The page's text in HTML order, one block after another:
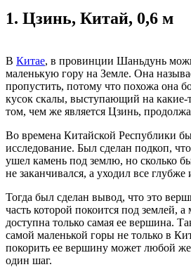
1. Цзинь, Китай, 0,6 м
В Китае, в провинции Шаньдунь
маленькую гору на Земле. Она
пропустить, потому что похожа она
кусок скалы, выступающий на
том, чем же является Цзинь,
Во времена Китайской Республики
исследование. Был сделан подкоп,
ушел камень под землю, но сколько
не заканчивался, а уходил все глубже
Тогда был сделан вывод, что это
часть которой покоится под землей,
доступна только самая ее вершина.
самой маленькой горы не только в
покорить ее вершину может любой
один шаг.